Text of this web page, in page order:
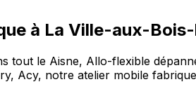
à La Ville-aux-
tout le Aisne, Allo-flexible
Acy, notre atelier mobile